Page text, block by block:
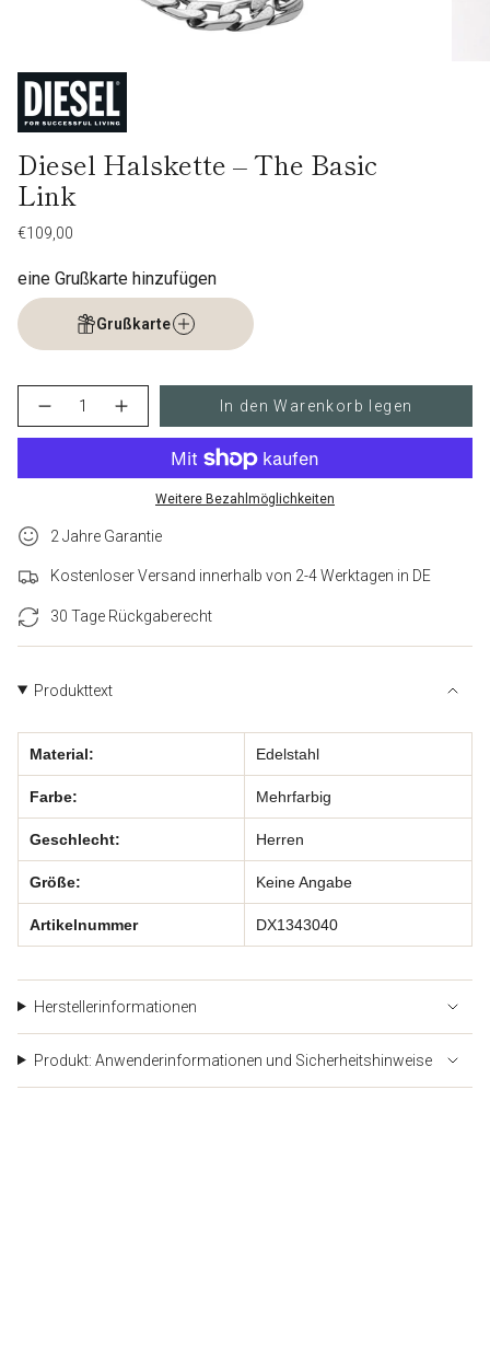
Diesel Halskette – The Basic
Link
Regulärer
€109,00
eine Grußkarte hinzufügen
Grußkarte
{"in_cart_html"=>"
class=\"quantity-
{{
</span>
Warenkorb",
"decrease"=>"Menge
für
{{
}}
"multiples_of"=>"Schritte
von
quantity
"minimum_of"=>"Minimum
von
quantity
}}",
"maximum_of"=>"Maximum
{{
quantity
}}"}
Menge
für
Diesel
verringern
Schaltfläche
Menge
Basic
In den Warenkorb legen
Weitere Bezahlmöglichkeiten
2 Jahre Garantie
Kostenloser Versand innerhalb von 2-4 Werktagen in DE
30 Tage Rückgaberecht
Produkttext
Material: Edelstahl
Farbe: Mehrfarbig
Geschlecht: Herren
Größe: Keine Angabe
Artikelnummer DX1343040
Herstellerinformationen
Produkt: Anwenderinformationen und Sicherheitshinweise